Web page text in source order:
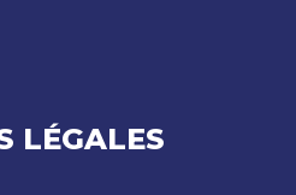
LÉGALES